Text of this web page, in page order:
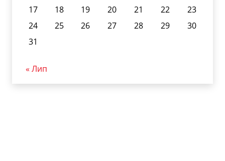
17
18 19 20 21 22
23
24
25 26 27 28 29
30
31
« Лип